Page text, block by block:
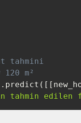
tahmini
120 m²
. predict ( [ [
tahmin